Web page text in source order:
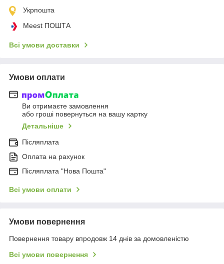
Укрпошта
Meest ПОШТА
Всі умови доставки
Умови оплати
Ви отримаєте замовлення
або гроші повернуться на вашу картку
Детальніше
Післяплата
Оплата на рахунок
Післяплата "Нова Пошта"
Всі умови оплати
Умови повернення
Повернення товару впродовж 14 днів за домовленістю
Всі умови повернення